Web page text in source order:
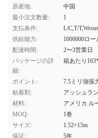
原産地:
中国
最小注文数量:
1
支払条件:
L/C,T/
供給能力:
1000000ロー
配達時間:
2〜3営業日
パッケージの詳
細:
箱あたり
ポイント:
7.5ミリ強張
粘着剤:
アッシュラ
材料:
アメリカ ル
MOQ:
1巻
サイズ:
1.52×15m
保証:
5年